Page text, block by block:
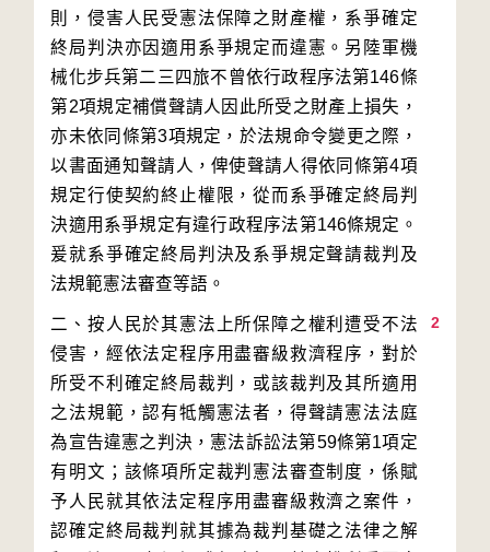
則，侵害人民受憲法保障之財產權，系爭確定
終局判決亦因適用系爭規定而違憲。另陸軍機
械化步兵第二三四旅不曾依行政程序法第146條
第2項規定補償聲請人因此所受之財產上損失，
亦未依同條第3項規定，於法規命令變更之際，
以書面通知聲請人，俾使聲請人得依同條第4項
規定行使契約終止權限，從而系爭確定終局判
決適用系爭規定有違行政程序法第146條規定。
爰就系爭確定終局判決及系爭規定聲請裁判及
2
二、按人民於其憲法上所保障之權利遭受不法
侵害，經依法定程序用盡審級救濟程序，對於
所受不利確定終局裁判，或該裁判及其所適用
之法規範，認有牴觸憲法者，得聲請憲法法庭
為宣告違憲之判決，憲法訴訟法第59條第1項定
有明文；該條項所定裁判憲法審查制度，係賦
予人民就其依法定程序用盡審級救濟之案件，
認確定終局裁判就其據為裁判基礎之法律之解